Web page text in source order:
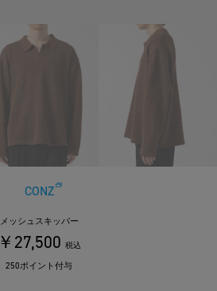
CONZ
メッシュスキッパー
￥27,500 税込
250ポイント付与